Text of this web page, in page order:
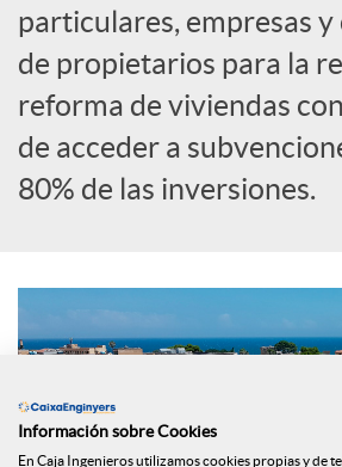
l
e
s
particulares, empresas
de propietarios para la
reforma de viviendas
de acceder a
80% de las inversiones.
Información sobre Cookies
En Caja Ingenieros utilizamos cookies propias y de